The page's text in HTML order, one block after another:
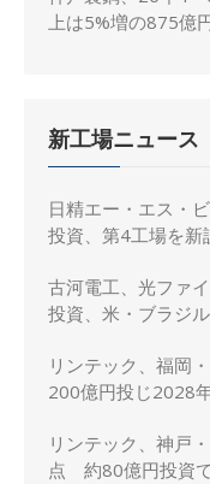
上は5%増の875億
新工場ニュース
日精エー・エス・
投資、第4工場を新
古河電工、光ファ
投資、米・ブラジ
リンテック、福岡
200億円投じ2028
リンテック、神戸
点 約80億円投資